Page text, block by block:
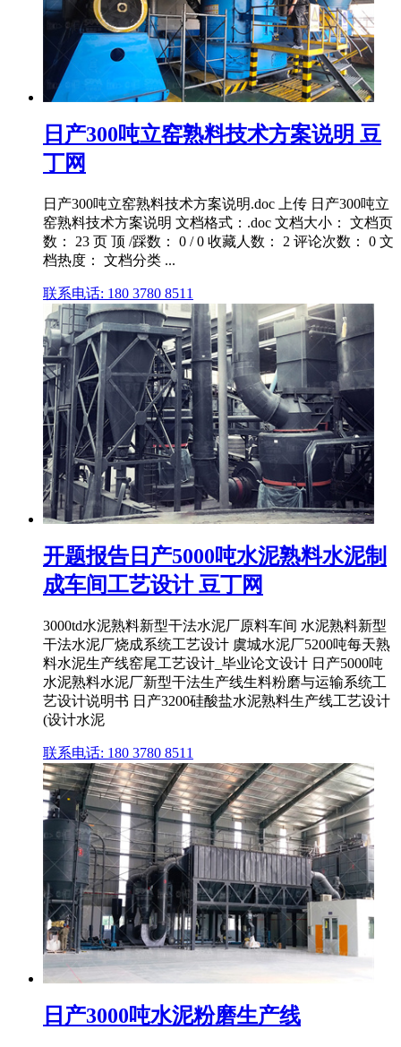
日产300吨立窑熟料技术方案说明 豆
丁网
日产300吨立窑熟料技术方案说明.doc 上传 日产300吨立
窑熟料技术方案说明 文档格式：.doc 文档大小： 文档页
数： 23 页 顶 /踩数： 0 / 0 收藏人数： 2 评论次数： 0 文
档热度： 文档分类 ...
联系电话: 180 3780 8511
开题报告日产5000吨水泥熟料水泥制
成车间工艺设计 豆丁网
3000td水泥熟料新型干法水泥厂原料车间 水泥熟料新型
干法水泥厂烧成系统工艺设计 虞城水泥厂5200吨每天熟
料水泥生产线窑尾工艺设计_毕业论文设计 日产5000吨
水泥熟料水泥厂新型干法生产线生料粉磨与运输系统工
艺设计说明书 日产3200硅酸盐水泥熟料生产线工艺设计
(设计水泥
联系电话: 180 3780 8511
日产3000吨水泥粉磨生产线